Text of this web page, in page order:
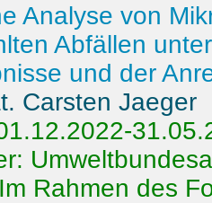
Analyse von
Abfällen
und der
Carsten Jaeger
Im Rahmen des